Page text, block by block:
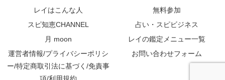
レイはこんな人
無料参加
スピ知恵CHANNEL
占い・スピビジネス
月 moon
レイの鑑定メニュー一覧
運営者情報/プライバシーポリシ
ー/特定商取引法に基づく/免責事
項/利用規約
お問い合わせフォーム